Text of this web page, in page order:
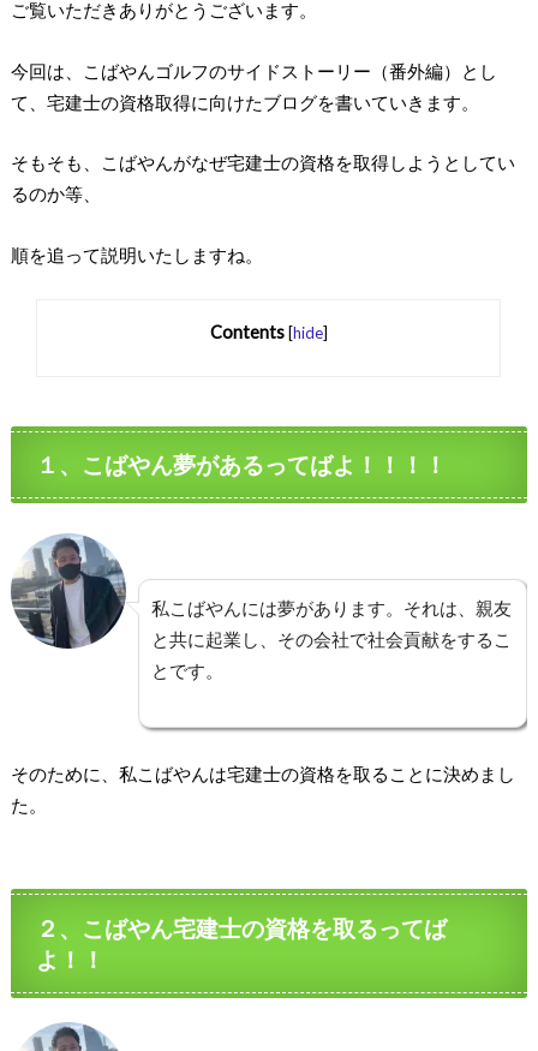
ご覧いただきありがとうございます。
今回は、こばやんゴルフのサイドストーリー（番外編）とし
て、宅建士の資格取得に向けたブログを書いていきます。
そもそも、こばやんがなぜ宅建士の資格を取得しようとしてい
るのか等、
順を追って説明いたしますね。
Contents [hide]
１、こばやん夢があるってばよ！！！！
私こばやんには夢があります。それは、親友
と共に起業し、その会社で社会貢献をするこ
とです。
そのために、私こばやんは宅建士の資格を取ることに決めまし
た。
２、こばやん宅建士の資格を取るってば
よ！！